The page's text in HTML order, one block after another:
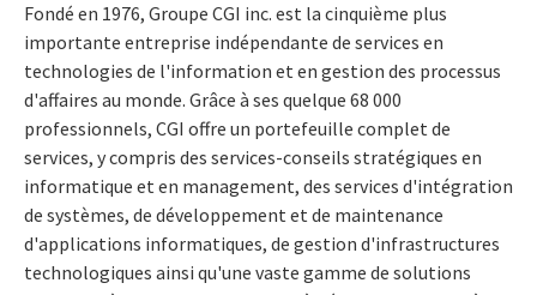
Fondé en 1976, Groupe CGI inc. est la cinquième plus
importante entreprise indépendante de services en
technologies de l'information et en gestion des processus
d'affaires au monde. Grâce à ses quelque 68 000
professionnels, CGI offre un portefeuille complet de
services, y compris des services-conseils stratégiques en
informatique et en management, des services d'intégration
de systèmes, de développement et de maintenance
d'applications informatiques, de gestion d'infrastructures
technologiques ainsi qu'une vaste gamme de solutions